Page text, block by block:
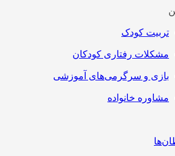
تربیت کودک
مشکلات رفتاری کودکان
بازی و سرگرمی‌های آموزشی
مشاوره خانواده